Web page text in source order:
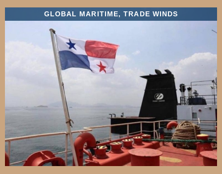
GLOBAL MARITIME,TRADE WINDS